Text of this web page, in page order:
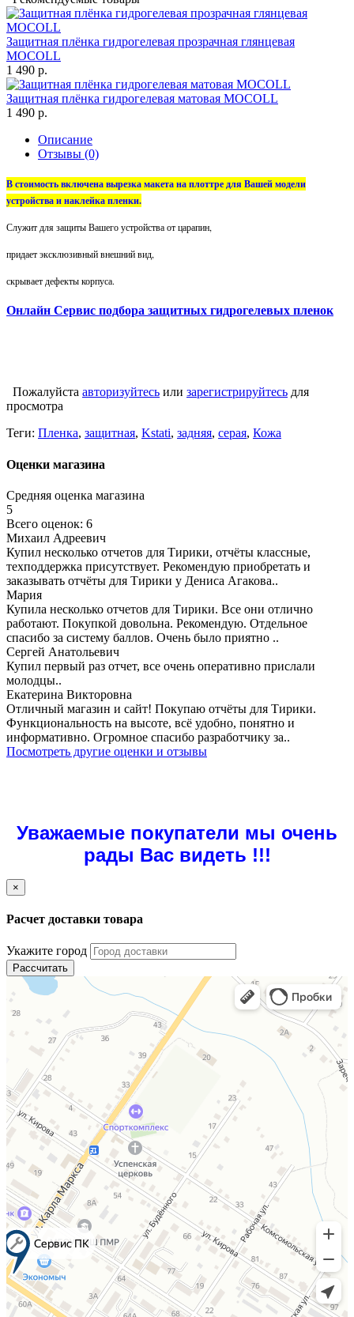
Защитная плёнка гидрогелевая прозрачная глянцевая
MOCOLL
1 490 р.
Защитная плёнка гидрогелевая матовая MOCOLL
1 490 р.
Описание
Отзывы (0)
В стоимость включена вырезка макета на плоттре для Вашей модели
устройства и наклейка пленки.
Служит для защиты Вашего устройства от царапин,
придает эксклюзивный внешний вид,
скрывает дефекты корпуса.
Онлайн Сервис подбора защитных гидрогелевых пленок
Пожалуйста авторизуйтесь или зарегистрируйтесь для
просмотра
Теги: Пленка, защитная, Kstati, задняя, серая, Кожа
Оценки магазина
Средняя оценка магазина
5
Всего оценок: 6
Михаил Адреевич
Купил несколько отчетов для Тирики, отчёты классные,
техподдержка присутствует. Рекомендую приобретать и
заказывать отчёты для Тирики у Дениса Агакова..
Мария
Купила несколько отчетов для Тирики. Все они отлично
работают. Покупкой довольна. Рекомендую. Отдельное
спасибо за систему баллов. Очень было приятно ..
Сергей Анатольевич
Купил первый раз отчет, все очень оперативно прислали
молодцы..
Екатерина Викторовна
Отличный магазин и сайт! Покупаю отчёты для Тирики.
Функциональность на высоте, всё удобно, понятно и
информативно. Огромное спасибо разработчику за..
Посмотреть другие оценки и отзывы
Уважаемые покупатели мы очень
рады Вас видеть !!!
×
Расчет доставки товара
Укажите город
Рассчитать